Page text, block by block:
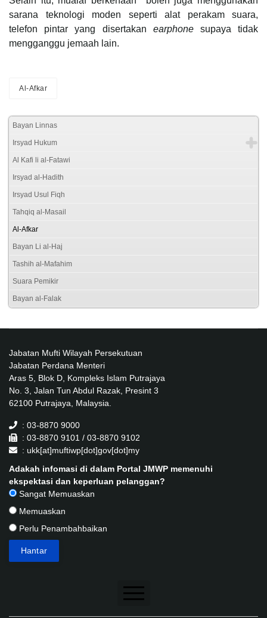
sarana teknologi moden seperti alat perakam suara,
telefon pintar yang disertakan earphone supaya tidak
mengganggu jemaah lain.
Al-Afkar
Bayan Linnas
Irsyad Hukum
Al Kafi li al-Fatawi
Irsyad al-Hadith
Irsyad Usul Fiqh
Tahqiq al-Masail
Al-Afkar
Bayan Li al-Haj
Tashih al-Mafahim
Suara Pemikir
Bayan al-Falak
Jabatan Mufti Wilayah Persekutuan
Jabatan Perdana Menteri
Aras 5, Blok D, Kompleks Islam Putrajaya
No. 3, Jalan Tun Abdul Razak, Presint 3
62100 Putrajaya, Malaysia.
: 03-8870 9000
: 03-8870 9101 / 03-8870 9102
: ukk[at]muftiwp[dot]gov[dot]my
Adakah infomasi di dalam Portal JMWP memenuhi
ekspektasi dan keperluan pelanggan?
Sangat Memuaskan
Memuaskan
Perlu Penambahbaikan